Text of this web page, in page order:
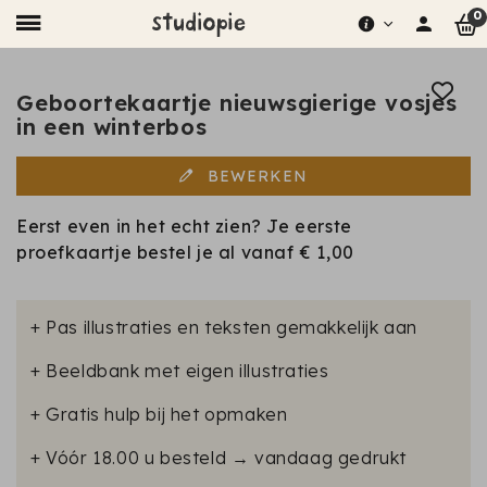
0
Geboortekaartje nieuwsgierige vosjes
in een winterbos
BEWERKEN
Eerst even in het echt zien? Je eerste
proefkaartje bestel je al vanaf€ 1,00
+ Pas illustraties en teksten gemakkelijk aan
+ Beeldbank met eigen illustraties
+ Gratis hulp bij het opmaken
+ Vóór 18.00 u besteld → vandaag gedrukt